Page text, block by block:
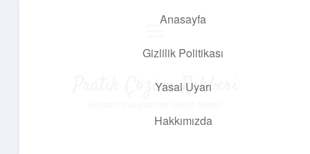
Anasayfa
Gizlilik Politikası
Yasal Uyarı
Hakkımızda
Pratik Çözüm Rehberi